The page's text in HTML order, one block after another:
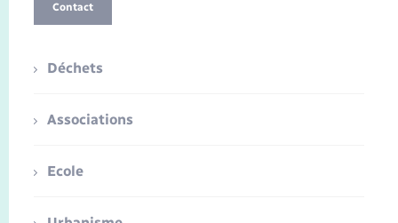
Contact
Déchets
Associations
Ecole